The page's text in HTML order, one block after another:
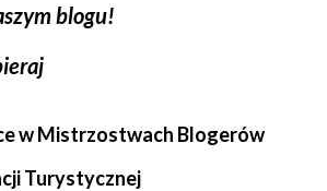
blogu!
w Mistrzostwach Blogerów
Turystycznej